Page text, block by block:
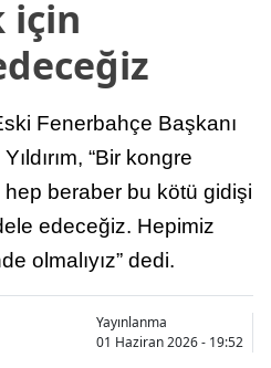
için
Fenerbahçe Başkanı
“Bir kongre
beraber bu kötü gidişi
edeceğiz. Hepimiz
olmalıyız” dedi.
Yayınlanma
01 Haziran 2026 - 19:52